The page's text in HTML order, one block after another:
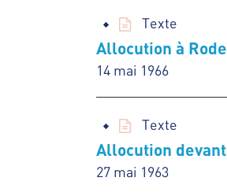
Texte
Allocution à
14 mai 1966
Texte
Allocution
27 mai 1963